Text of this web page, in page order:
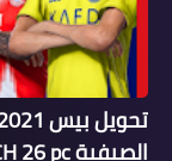
الصيفية PES 2021 PATCH 26 pc